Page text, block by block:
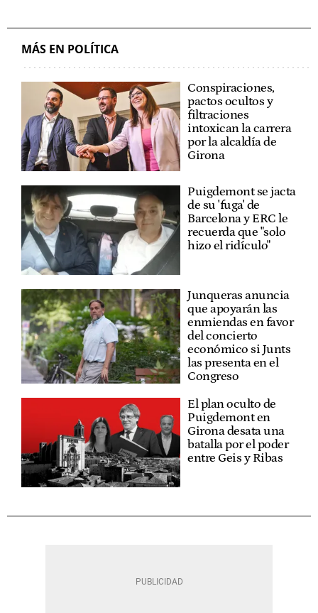
MÁS EN POLÍTICA
Conspiraciones,
pactos ocultos y
filtraciones
intoxican la carrera
por la alcaldía de
Girona
Puigdemont se jacta
de su 'fuga' de
Barcelona y ERC le
recuerda que "solo
hizo el ridículo"
Junqueras anuncia
que apoyarán las
enmiendas en favor
del concierto
económico si Junts
las presenta en el
Congreso
El plan oculto de
Puigdemont en
Girona desata una
batalla por el poder
entre Geis y Ribas